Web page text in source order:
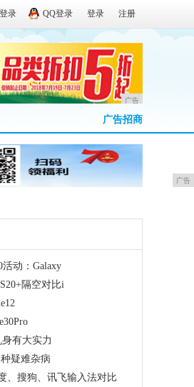
录 QQ登录 登录 注册
广告
广告招商
广告
动：Galaxy
隔空对比i
有大实力
疑难杂病
、搜狗、讯飞输入法对比